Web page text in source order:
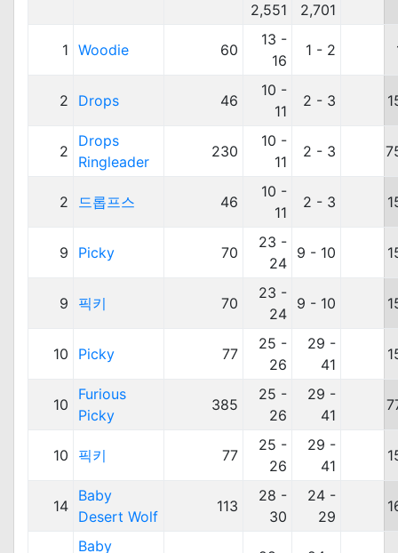
2,551
2,701
1 Woodie 60
13 -
16
1 - 2
2 Drops 46
10 -
11
2 - 3
2
Drops
Ringleader
230
10 -
11
2 - 3
2 드롭프스 46
10 -
11
2 - 3
9 Picky 70
23 -
24
9 - 10
9 픽키 70
23 -
24
9 - 10
10 Picky 77
25 -
26
29 -
41
10
Furious
Picky
385
25 -
26
29 -
41
10 픽키 77
25 -
26
29 -
41
14
Baby
Desert Wolf
113
28 -
30
24 -
29
Baby